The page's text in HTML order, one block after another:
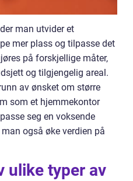
man utvider et
mer plass og tilpasse det
på forskjellige måter,
og tilgjengelig areal.
av ønsket om større
som et hjemmekontor
seg en voksende
også øke verdien på
ulike typer av